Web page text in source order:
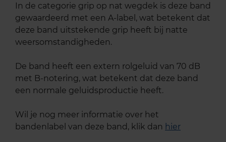
In de categorie grip op nat wegdek is deze band
gewaardeerd met een A-label, wat betekent dat
deze band uitstekende grip heeft bij natte
weersomstandigheden.
De band heeft een extern rolgeluid van 70 dB
met B-notering, wat betekent dat deze band
een normale geluidsproductie heeft.
Wil je nog meer informatie over het
bandenlabel van deze band, klik dan hier